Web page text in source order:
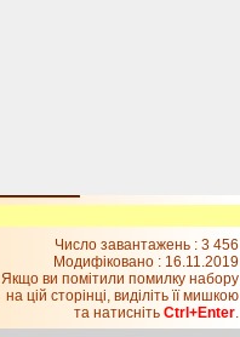
Число завантажень : 3 456
Модифіковано : 16.11.2019
Якщо ви помітили помилку набору
на цiй сторiнцi, видiлiть її мишкою
та натисніть Ctrl+Enter.